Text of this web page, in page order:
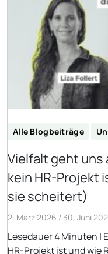
Alle Blogbeiträge
Vielfalt geht uns
kein HR-Projekt
sie scheitert)
2. März 2026 / 30. Juni
Lesedauer 4 Minuten |
HR-Projekt ist und wie